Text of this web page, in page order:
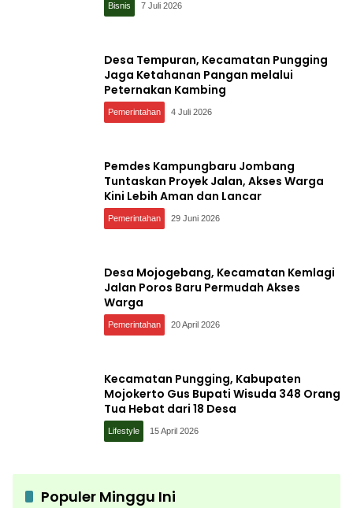
Bisnis 7 Juli 2026
Desa Tempuran, Kecamatan Pungging
Jaga Ketahanan Pangan melalui
Peternakan Kambing
Pemerintahan 4 Juli 2026
Pemdes Kampungbaru Jombang
Tuntaskan Proyek Jalan, Akses Warga
Kini Lebih Aman dan Lancar
Pemerintahan 29 Juni 2026
Desa Mojogebang, Kecamatan Kemlagi
Jalan Poros Baru Permudah Akses
Warga
Pemerintahan 20 April 2026
Kecamatan Pungging, Kabupaten
Mojokerto Gus Bupati Wisuda 348 Orang
Tua Hebat dari 18 Desa
Lifestyle 15 April 2026
Populer Minggu Ini